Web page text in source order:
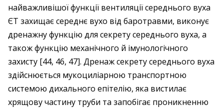
найважливішої функції вентиляції середнього вуха
ЄТ захищає середнє вухо від баротравми, виконує
дренажну функцію для секрету середнього вуха, а
також функцію механічного й імунологічного
захисту [44, 46, 47]. Дренаж секрету середнього вуха
здійснюється мукоциліарною транспортною
системою дихального епітелію, яка вистилає
хрящову частину труби та запобігає проникненню